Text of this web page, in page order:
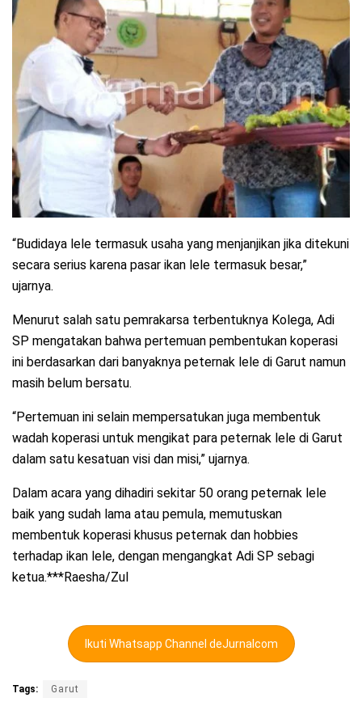
“Budidaya lele termasuk usaha yang menjanjikan jika ditekuni
secara serius karena pasar ikan lele termasuk besar,”
ujarnya.
Menurut salah satu pemrakarsa terbentuknya Kolega, Adi
SP mengatakan bahwa pertemuan pembentukan koperasi
ini berdasarkan dari banyaknya peternak lele di Garut namun
masih belum bersatu.
“Pertemuan ini selain mempersatukan juga membentuk
wadah koperasi untuk mengikat para peternak lele di Garut
dalam satu kesatuan visi dan misi,” ujarnya.
Dalam acara yang dihadiri sekitar 50 orang peternak lele
baik yang sudah lama atau pemula, memutuskan
membentuk koperasi khusus peternak dan hobbies
terhadap ikan lele, dengan mengangkat Adi SP sebagi
ketua.***Raesha/Zul
Ikuti Whatsapp Channel deJurnalcom
Tags: Garut